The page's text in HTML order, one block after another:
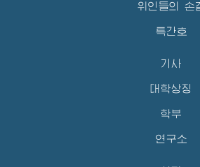
위인들의 손
특간호
기사
대학상징
학부
연구소